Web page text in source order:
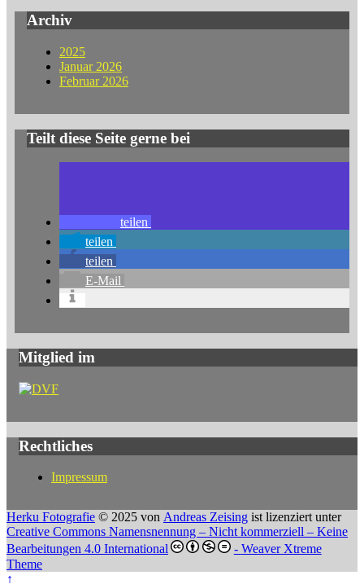
Archiv
2025
Januar 2026
Februar 2026
Teilt diese Seite gerne bei
teilen
teilen
teilen
E-Mail
Mitglied im
Rechtliches
Impressum
Herku Fotografie © 2025 von Andreas Zeising ist lizenziert unter
Creative Commons Namensnennung – Nicht kommerziell – Keine
Bearbeitungen 4.0 International
- Weaver Xtreme
Theme
↑